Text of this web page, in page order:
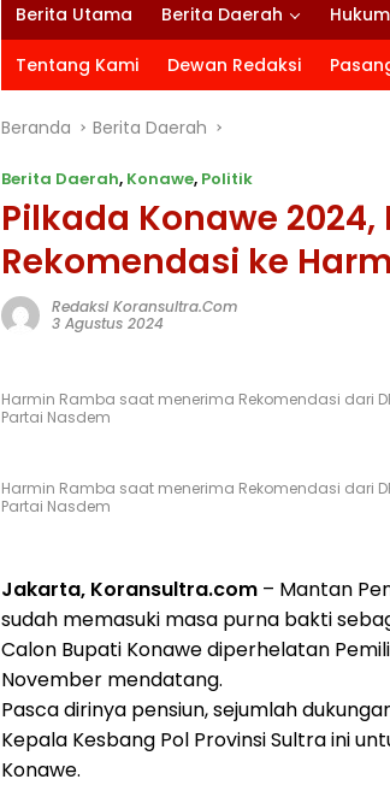
Berita Utama Berita Daerah
Tentang Kami Dewan Redaksi
Beranda Berita Daerah
Berita Daerah, Konawe, Politik
Pilkada Konawe 2024,
Rekomendasi ke
Redaksi Koransultra.com
3 Agustus 2024
Harmin Ramba saat menerima Rekomendasi dari
Partai Nasdem
Harmin Ramba saat menerima Rekomendasi dari
Partai Nasdem
Jakarta, Koransultra.com – Mantan
sudah memasuki masa purna bakti
Calon Bupati Konawe diperhelatan
November mendatang.
Pasca dirinya pensiun, sejumlah
Kepala Kesbang Pol Provinsi Sultra ini
Konawe.